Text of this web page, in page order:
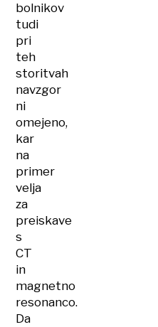
bolnikov
tudi
pri
teh
storitvah
navzgor
ni
omejeno,
kar
na
primer
velja
za
preiskave
s
CT
in
magnetno
resonanco.
Da